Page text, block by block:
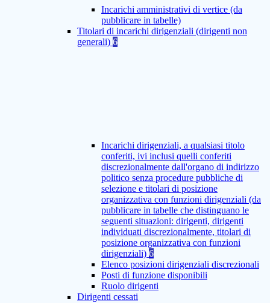
Incarichi amministrativi di vertice (da
pubblicare in tabelle)
Titolari di incarichi dirigenziali (dirigenti non
generali) 6
Incarichi dirigenziali, a qualsiasi titolo
conferiti, ivi inclusi quelli conferiti
discrezionalmente dall'organo di indirizzo
politico senza procedure pubbliche di
selezione e titolari di posizione
organizzativa con funzioni dirigenziali (da
pubblicare in tabelle che distinguano le
seguenti situazioni: dirigenti, dirigenti
individuati discrezionalmente, titolari di
posizione organizzativa con funzioni
dirigenziali) 6
Elenco posizioni dirigenziali discrezionali
Posti di funzione disponibili
Ruolo dirigenti
Dirigenti cessati